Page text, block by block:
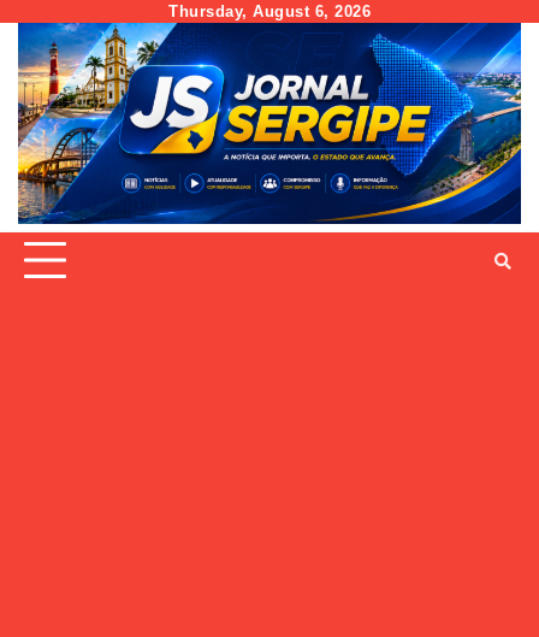
content
Thursday, August 6, 2026